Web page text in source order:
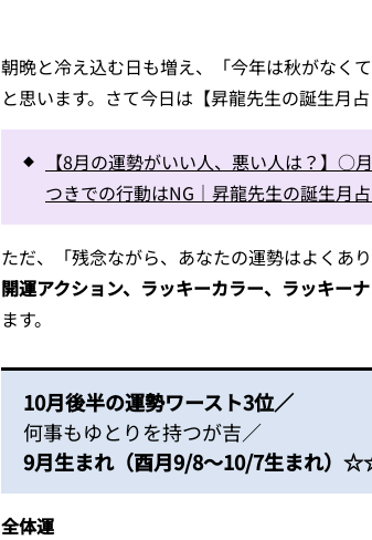
朝晩と冷え込む日も増え、「今年は秋がな
と思います。さて今日は【昇龍先生の誕生月
【8月の運勢がいい人、悪い人は？】○
つきでの行動はNG｜昇龍先生の誕生月
ただ、「残念ながら、あなたの運勢はよくあ
開運アクション、ラッキーカラー、ラッキー
ます。
10月後半の運勢ワースト3位／
何事もゆとりを持つが吉／
9月生まれ（酉月9/8～10/7生まれ）
全体運